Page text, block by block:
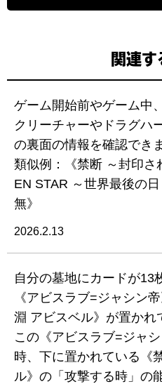
関連す
ゲーム開始前やゲーム中
クリーチャーやドラグハ
の裏面の情報を確認でき
類似例：《禁断 ～封印さ
EN STAR ～世界最後の
無》
2026.2.13
自分の墓地にカードが13
《アビスラブ=ジャシン
淵 アビスベル》が置かれ
この《アビスラブ=ジャ
時、下に置かれている《
ル》の「攻撃する時」の